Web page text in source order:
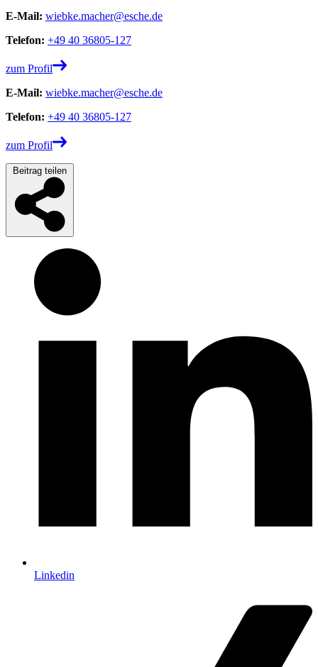
E-Mail: wiebke.macher@esche.de
Telefon: +49 40 36805-127
zum Profil
E-Mail: wiebke.macher@esche.de
Telefon: +49 40 36805-127
zum Profil
Beitrag teilen
Linkedin